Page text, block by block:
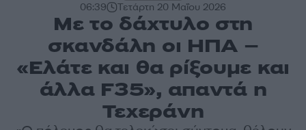
06:39 Τετάρτη 20 Μαΐου 2026
Με το δάχτυλο στη
σκανδάλη οι ΗΠΑ –
«Ελάτε και θα ρίξουμε και
άλλα F35», απαντά η
Τεχεράνη